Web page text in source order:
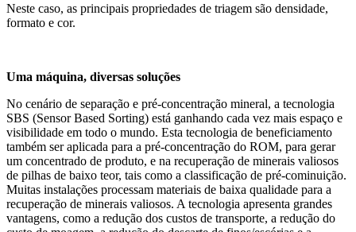
Neste caso, as principais propriedades de triagem são densidade,
formato e cor.
Uma máquina, diversas soluções
No cenário de separação e pré-concentração mineral, a tecnologia
SBS (Sensor Based Sorting) está ganhando cada vez mais espaço e
visibilidade em todo o mundo. Esta tecnologia de beneficiamento
também ser aplicada para a pré-concentração do ROM, para gerar
um concentrado de produto, e na recuperação de minerais valiosos
de pilhas de baixo teor, tais como a classificação de pré-cominuição.
Muitas instalações processam materiais de baixa qualidade para a
recuperação de minerais valiosos. A tecnologia apresenta grandes
vantagens, como a redução dos custos de transporte, a redução do